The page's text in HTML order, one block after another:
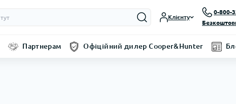
Клієнту
0-800-
Партнерам Офіційний дилер Cooper&Hunter